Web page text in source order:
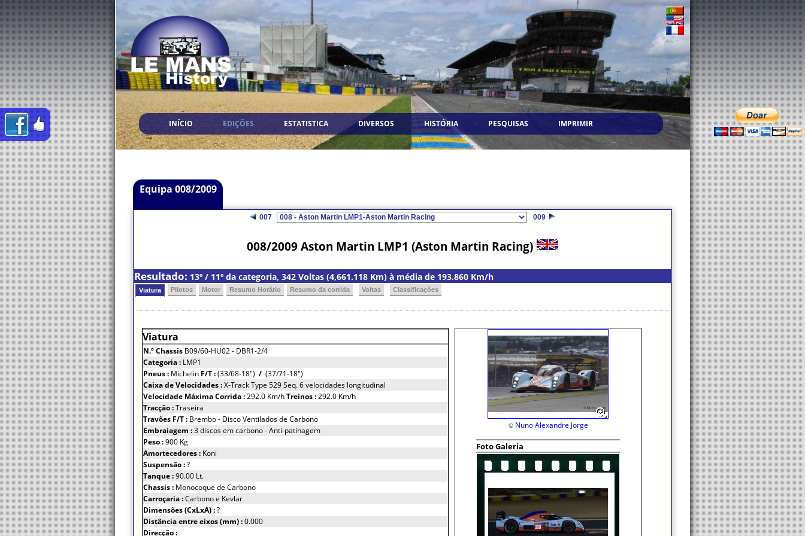
INÍCIO EDIÇÕES ESTATISTICA DIVERSOS HISTÓRIA PESQUISAS IMPRIMIR
Equipa 008/2009
007 009
008/2009 Aston Martin LMP1 (Aston Martin Racing)
Resultado: 13º / 11º da categoria, 342 Voltas (4,661.118 Km) à média de 193.860 Km/h
Viatura Pilotos Motor Resumo Horário Resumo da corrida Voltas Classificações
Viatura
N.º Chassis B09/60-HU02 - DBR1-2/4
Categoria : LMP1
Pneus : Michelin F/T :(33/68-18") / (37/71-18")
Caixa de Velocidades :X-Track Type 529 Seq. 6 velocidades longitudinal
Velocidade Máxima Corrida :292.0 Km/hTreinos :292.0 Km/h
Tracção :Traseira
Travões F/T : Brembo - Disco Ventilados de Carbono
Embraiagem :3 discos em carbono - Anti-patinagem
Peso :900 Kg
Amortecedores : Koni
Suspensão :?
Tanque :90.00 Lt.
Chassis : Monocoque de Carbono
Carroçaria :Carbono e Kevlar
Dimensões (CxLxA) :?
Distância entre eixos (mm) :0.000
Direcção :
© Nuno Alexandre Jorge
Foto Galeria